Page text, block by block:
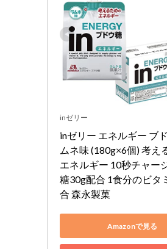
inゼリー
inゼリー エネルギー ブ
ムネ味 (180g×6個) 考え
エネルギー 10秒チャー
糖30g配合 1食分のビタ
合 森永製菓
Amazonで見る